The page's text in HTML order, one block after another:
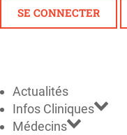
SE CONNECTER
Actualités
Infos Cliniques
Médecins